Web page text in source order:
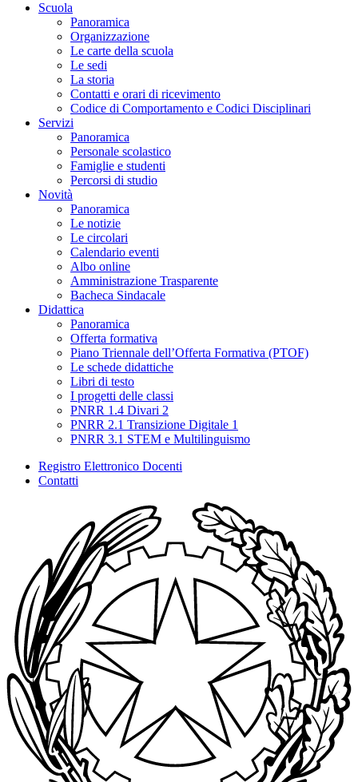
Scuola
Panoramica
Organizzazione
Le carte della scuola
Le sedi
La storia
Contatti e orari di ricevimento
Codice di Comportamento e Codici Disciplinari
Servizi
Panoramica
Personale scolastico
Famiglie e studenti
Percorsi di studio
Novità
Panoramica
Le notizie
Le circolari
Calendario eventi
Albo online
Amministrazione Trasparente
Bacheca Sindacale
Didattica
Panoramica
Offerta formativa
Piano Triennale dell’Offerta Formativa (PTOF)
Le schede didattiche
Libri di testo
I progetti delle classi
PNRR 1.4 Divari 2
PNRR 2.1 Transizione Digitale 1
PNRR 3.1 STEM e Multilinguismo
Registro Elettronico Docenti
Contatti